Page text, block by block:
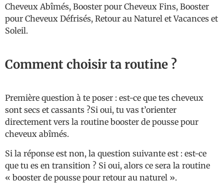
Cheveux Abîmés, Booster pour Cheveux Fins, Booster
pour Cheveux Défrisés, Retour au Naturel et Vacances et
Soleil.
Comment choisir ta routine ?
Première question à te poser : est-ce que tes cheveux
sont secs et cassants ?Si oui, tu vas t’orienter
directement vers la routine booster de pousse pour
cheveux abîmés.
Si la réponse est non, la question suivante est : est-ce
que tu es en transition ? Si oui, alors ce sera la routine
« booster de pousse pour retour au naturel ».